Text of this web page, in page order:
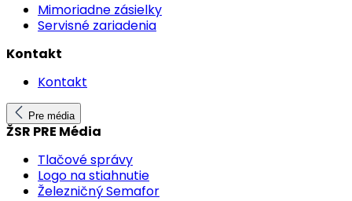
Mimoriadne zásielky
Servisné zariadenia
Kontakt
Kontakt
Pre média
ŽSR PRE Média
Tlačové správy
Logo na stiahnutie
Železničný Semafor